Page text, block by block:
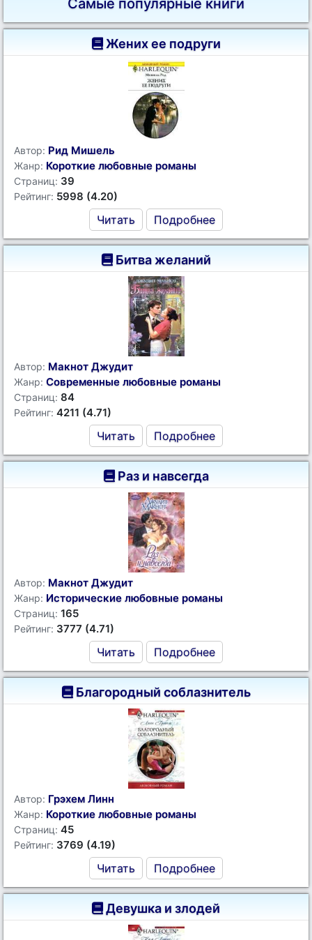
Самые популярные книги
Жених ее подруги
Автор: Рид Мишель
Жанр: Короткие любовные романы
Страниц: 39
Рейтинг: 5998 (4.20)
Читать Подробнее
Битва желаний
Автор: Макнот Джудит
Жанр: Современные любовные романы
Страниц: 84
Рейтинг: 4211 (4.71)
Читать Подробнее
Раз и навсегда
Автор: Макнот Джудит
Жанр: Исторические любовные романы
Страниц: 165
Рейтинг: 3777 (4.71)
Читать Подробнее
Благородный соблазнитель
Автор: Грэхем Линн
Жанр: Короткие любовные романы
Страниц: 45
Рейтинг: 3769 (4.19)
Читать Подробнее
Девушка и злодей